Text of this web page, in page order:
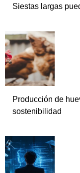
Siestas largas
Producción de
sostenibilidad